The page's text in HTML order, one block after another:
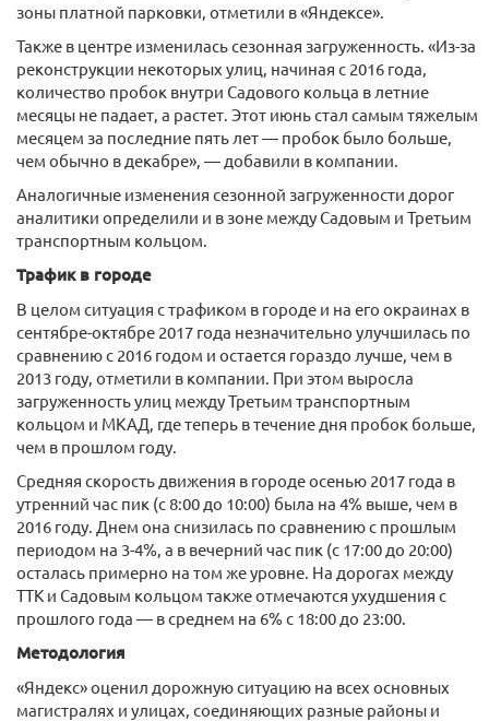
зоны платной парковки, отметили в «Яндексе».
Также в центре изменилась сезонная загруженность. «Из-за
реконструкции некоторых улиц, начиная с 2016 года,
количество пробок внутри Садового кольца в летние
месяцы не падает, а растет. Этот июнь стал самым тяжелым
месяцем за последние пять лет — пробок было больше,
чем обычно в декабре», — добавили в компании.
Аналогичные изменения сезонной загруженности дорог
аналитики определили и в зоне между Садовым и Третьим
транспортным кольцом.
Трафик в городе
В целом ситуация с трафиком в городе и на его окраинах в
сентябре-октябре 2017 года незначительно улучшилась по
сравнению с 2016 годом и остается гораздо лучше, чем в
2013 году, отметили в компании. При этом выросла
загруженность улиц между Третьим транспортным
кольцом и МКАД, где теперь в течение дня пробок больше,
чем в прошлом году.
Средняя скорость движения в городе осенью 2017 года в
утренний час пик (с 8:00 до 10:00) была на 4% выше, чем в
2016 году. Днем она снизилась по сравнению с прошлым
периодом на 3-4%, а в вечерний час пик (с 17:00 до 20:00)
осталась примерно на том же уровне. На дорогах между
ТТК и Садовым кольцом также отмечаются ухудшения с
прошлого года — в среднем на 6% с 18:00 до 23:00.
Методология
«Яндекс» оценил дорожную ситуацию на всех основных
магистралях и улицах, соединяющих разные районы и